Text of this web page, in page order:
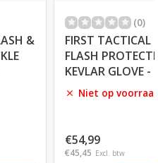
&
(0)
FIRST TACTICAL
FLASH
KEVLAR GLOVE -
Niet op
€54,99
€45,45 Excl. btw